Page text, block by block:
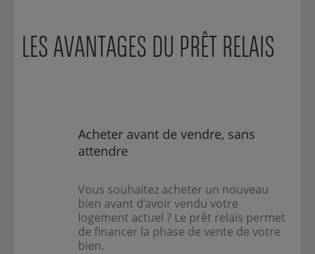
LES AVANTAGES DU PRÊT RELAIS
Acheter avant de vendre, sans
attendre
Vous souhaitez acheter un nouveau
bien avant d’avoir vendu votre
logement actuel ? Le prêt relais permet
de financer la phase de vente de votre
bien.